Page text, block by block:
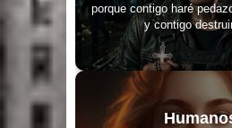
porque contigo haré
y contigo